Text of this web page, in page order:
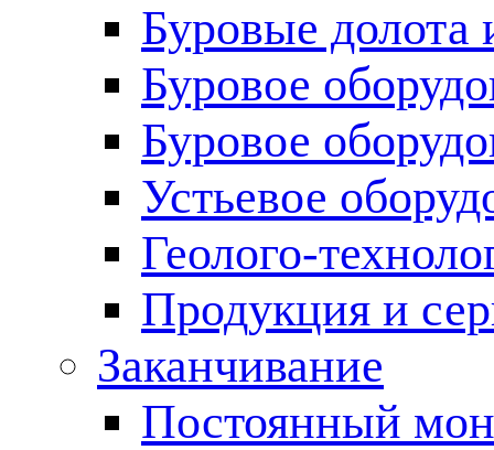
Буровые долота
Буровое
Буровое
Устьевое
Геолого-
Продукция и
Заканчивание
Постоянный